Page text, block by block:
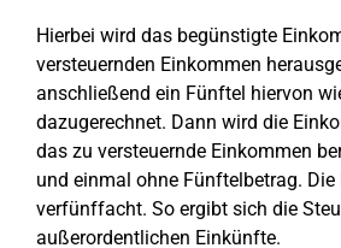
Hierbei wird das begünstigte
versteuernden Einkommen
anschließend ein Fünftel hiervon
dazugerechnet. Dann wird die
das zu versteuernde Einkommen
und einmal ohne Fünftelbetrag.
verfünffacht. So ergibt sich die
außerordentlichen Einkünfte.